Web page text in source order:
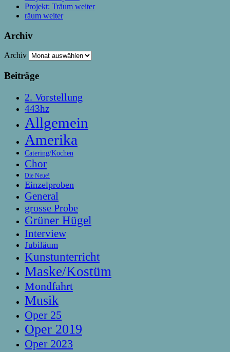
Projekt: Träum weiter
räum weiter
Archiv
Archiv
Beiträge
2. Vorstellung
443hz
Allgemein
Amerika
Catering/Kochen
Chor
Die Neue!
Einzelproben
General
grosse Probe
Grüner Hügel
Interview
Jubiläum
Kunstunterricht
Maske/Kostüm
Mondfahrt
Musik
Oper 25
Oper 2019
Oper 2023